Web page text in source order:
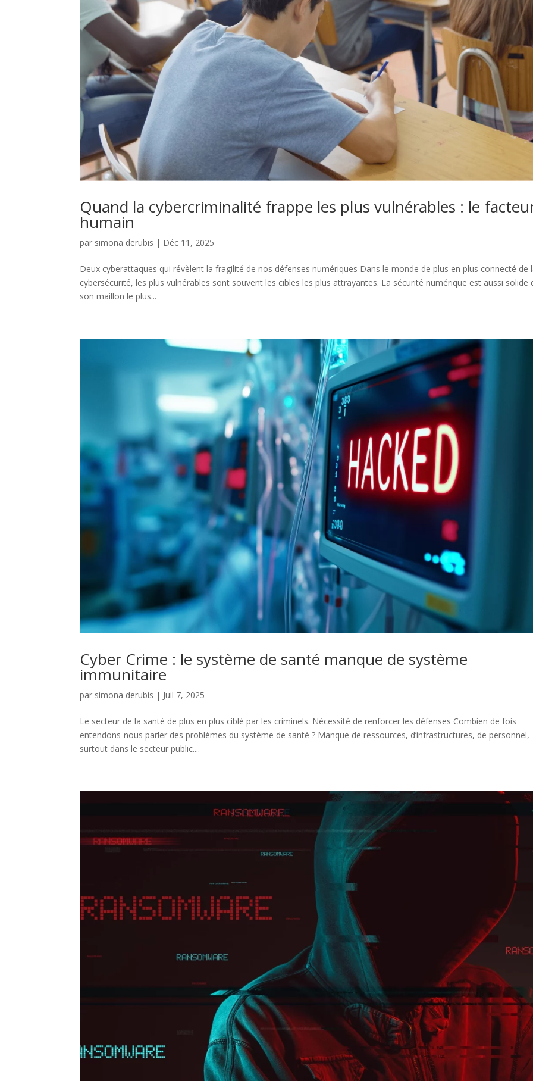
Quand la cybercriminalité frappe les plus vulnérables : le
humain
par simona derubis | Déc 11, 2025
Deux cyberattaques qui révèlent la fragilité de nos défenses numériques Dans le monde de plus en plus connecté de
cybersécurité, les plus vulnérables sont souvent les cibles les plus attrayantes. La sécurité numérique est aussi solide
son maillon le plus...
Cyber Crime : le système de santé manque de système
immunitaire
par simona derubis | Juil 7, 2025
Le secteur de la santé de plus en plus ciblé par les criminels. Nécessité de renforcer les défenses Combien de fois
entendons-nous parler des problèmes du système de santé ? Manque de ressources, d’infrastructures, de personnel,
surtout dans le secteur public....